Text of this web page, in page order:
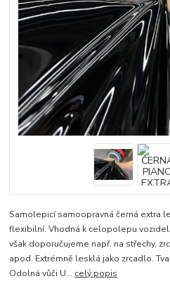
Samolepicí samoopravná černá extra
flexibilní. Vhodná k celopolepu
však doporučujeme např. na střechy,
apod. Extrémně lesklá jako zrcadlo.
Odolná vůči U... celý popis